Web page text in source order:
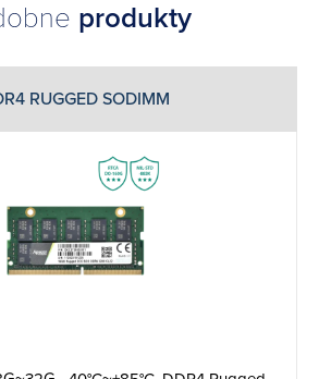
produkty
RUGGED SODIMM